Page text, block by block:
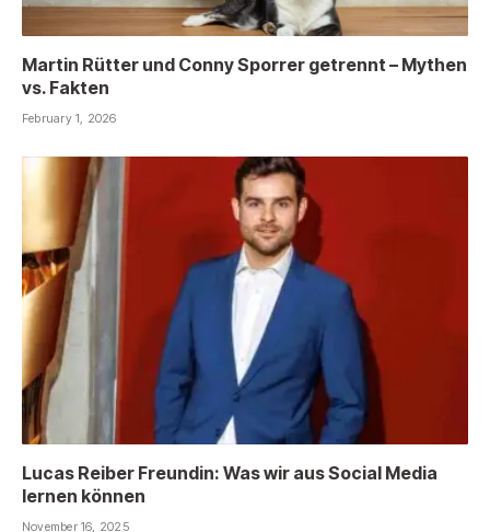
Martin Rütter und Conny Sporrer getrennt – Mythen
vs. Fakten
February 1, 2026
Lucas Reiber Freundin: Was wir aus Social Media
lernen können
November 16, 2025